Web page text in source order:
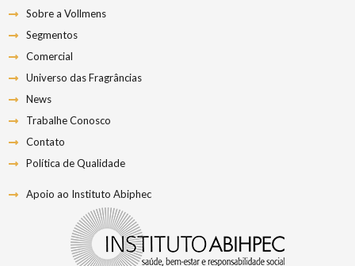
Sobre a Vollmens
Segmentos
Comercial
Universo das Fragrâncias
News
Trabalhe Conosco
Contato
Política de Qualidade
Apoio ao Instituto Abiphec